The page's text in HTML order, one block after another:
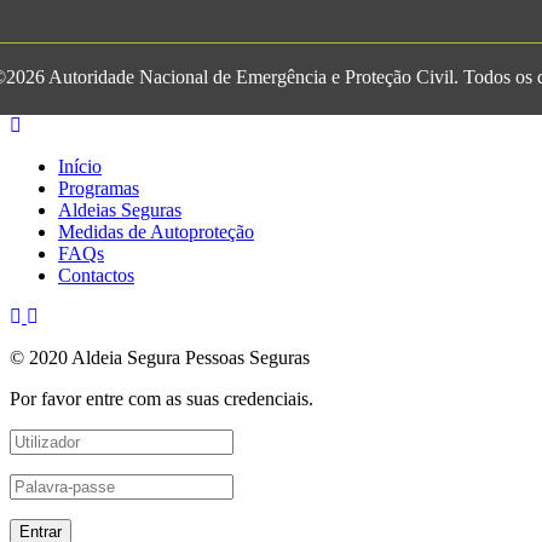
Autoridade Nacional de Emergência e Proteção Civil. Todos os
Início
Programas
Aldeias Seguras
Medidas de Autoproteção
FAQs
Contactos
© 2020 Aldeia Segura Pessoas Seguras
Por favor entre com as suas credenciais.